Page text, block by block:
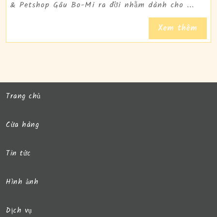
–
PET
2022
& Petshop Gâu Bo-Mi ra đời nhằm dành cho ...
Xem thêm
Full
Trang chủ
Cửa hàng
Tin tức
Hình ảnh
Dịch vụ